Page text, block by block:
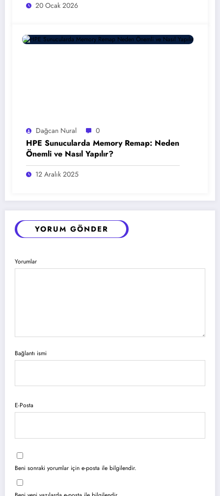
20 Ocak 2026
Dağcan Nural 0
HPE Sunucularda Memory Remap: Neden
Önemli ve Nasıl Yapılır?
12 Aralık 2025
YORUM GÖNDER
Yorumlar
Bağlantı ismi
E-Posta
Beni sonraki yorumlar için e-posta ile bilgilendir.